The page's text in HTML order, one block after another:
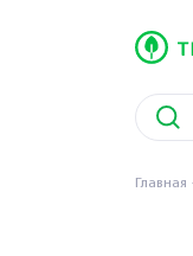
Главная